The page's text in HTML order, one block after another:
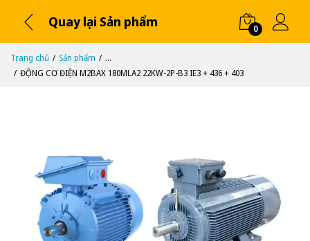
Quay lại Sản phẩm 0
Trang chủ Sản phẩm
...
ĐỘNG CƠ ĐIỆN M2BAX 180MLA2 22KW-2P-B3 IE3 + 436 + 403